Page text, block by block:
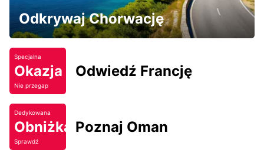
Odkrywaj Chorwację
Specjalna
Okazja
Nie przegap
Odwiedź Francję
Dedykowana
Obniżka
Sprawdź
Poznaj Oman